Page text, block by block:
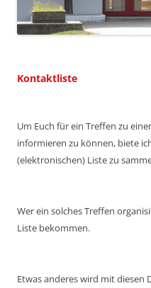
Kontaktliste
Um Euch für ein Treffen zu
informieren zu können, biete
(elektronischen) Liste zu
Wer ein solches Treffen
Liste bekommen.
Etwas anderes wird mit diesen